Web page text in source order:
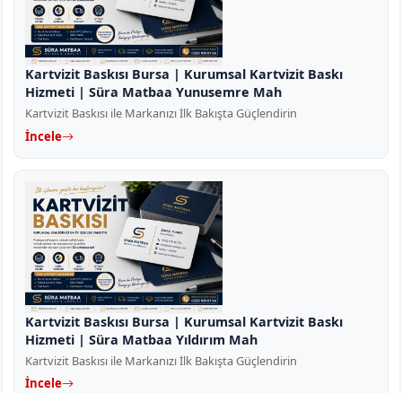
Kartvizit Baskısı Bursa | Kurumsal Kartvizit Baskı
Hizmeti | Süra Matbaa Yunusemre Mah
Kartvizit Baskısı ile Markanızı İlk Bakışta Güçlendirin
İncele
Kartvizit Baskısı Bursa | Kurumsal Kartvizit Baskı
Hizmeti | Süra Matbaa Yıldırım Mah
Kartvizit Baskısı ile Markanızı İlk Bakışta Güçlendirin
İncele